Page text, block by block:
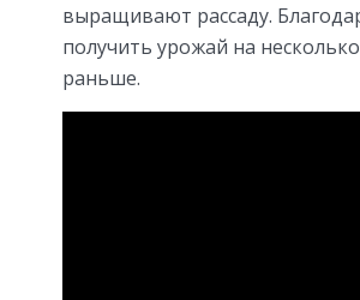
выращивают рассаду.
получить урожай на
раньше.